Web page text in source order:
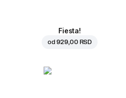
Fiesta!
od929,00 RSD